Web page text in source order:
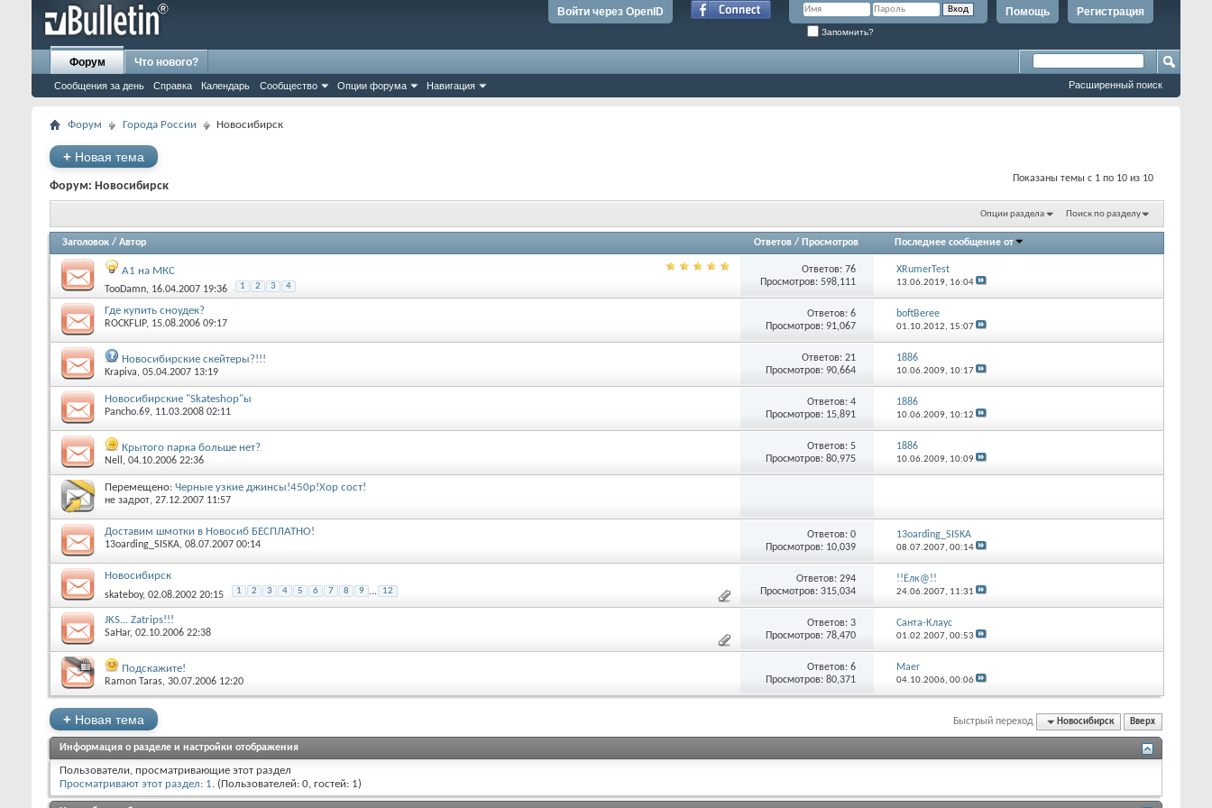
Регистрация
Помощь
Запомнить?
Войти через OpenID
Форум
Сообщения за день Справка Календарь Сообщество Опции форума Навигация
Что нового?
Расширенный поиск
Форум Города России Новосибирск
+ Новая тема
Показаны темы с 1 по 10 из 10
Форум: Новосибирск
Опции раздела Поиск по разделу
Заголовок / Автор Ответов / Просмотров Последнее сообщение от
А1 на МКС
TooDamn‎, 16.04.2007 19:36 1 2 3 4
Ответов:76
Просмотров: 598,111
XRumerTest
13.06.2019, 16:04
Где купить сноудек?
ROCKFLIP‎, 15.08.2006 09:17
Ответов:6
Просмотров: 91,067
boftBeree
01.10.2012, 15:07
Новосибирские скейтеры?!!!
Krapiva‎, 05.04.2007 13:19
Ответов:21
Просмотров: 90,664
1886
10.06.2009, 10:17
Новосибирские "Skateshop"ы
Pancho.69‎, 11.03.2008 02:11
Ответов:4
Просмотров: 15,891
1886
10.06.2009, 10:12
Крытого парка больше нет?
Nell ‎, 04.10.2006 22:36
Ответов:5
Просмотров: 80,975
1886
10.06.2009, 10:09
Перемещено: Черные узкие джинсы!450р!Хор сост!
не задрот‎, 27.12.2007 11:57
Доставим шмотки в Новосиб БЕСПЛАТНО!
13oarding_SISKA‎, 08.07.2007 00:14
Ответов:0
Просмотров: 10,039
13oarding_SISKA
08.07.2007, 00:14
Новосибирск
skateboy‎, 02.08.2002 20:15 1 2 3 4 5 6 7 8 9 ... 12
Ответов:294
Просмотров: 315,034
!!Ёлк@!!
24.06.2007, 11:31
JKS... Zatrips!!!
SaHar‎, 02.10.2006 22:38
Ответов:3
Просмотров: 78,470
Санта-Клаус
01.02.2007, 00:53
Подскажите!
Ramon Taras‎, 30.07.2006 12:20
Ответов:6
Просмотров: 80,371
Maer
04.10.2006, 00:06
+ Новая тема Быстрый переход Новосибирск Вверх
Информация о разделе и настройки отображения
Пользователи, просматривающие этот раздел
Просматривают этот раздел: 1. (Пользователей: 0, гостей: 1)